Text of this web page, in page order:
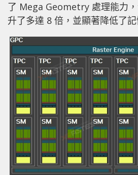
了 Mega Geometry 處理能力
升了多達 8 倍，並顯著降低了